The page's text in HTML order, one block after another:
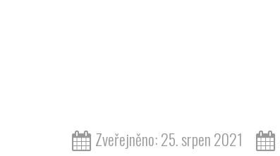
Zveřejněno: 25. srpen 2021